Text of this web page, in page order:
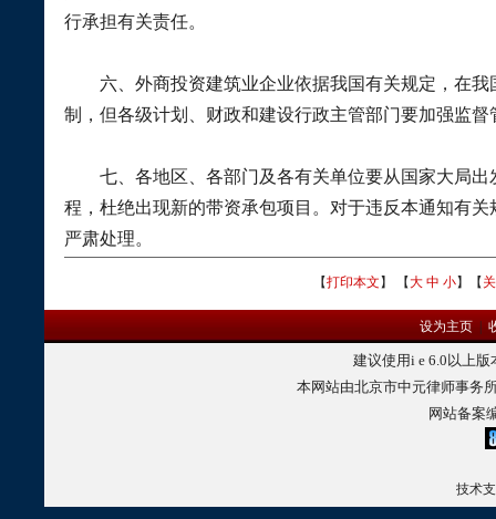
行承担有关责任。
六、 外商投资建筑业企业依据我国有关规定，在
制，但各级计划、财政和建设行政主管部门要加强监督
七、 各地区、各部门及各有关单位要从国家大局
程，杜绝出现新的带资承包项目。对于违反本通知有
严肃处理。
【打印本文 】 【大 中 小】【
设为主页
建议使用i e 6.0 以上版
本网站由北京市中元律师事务
网站备案
技术